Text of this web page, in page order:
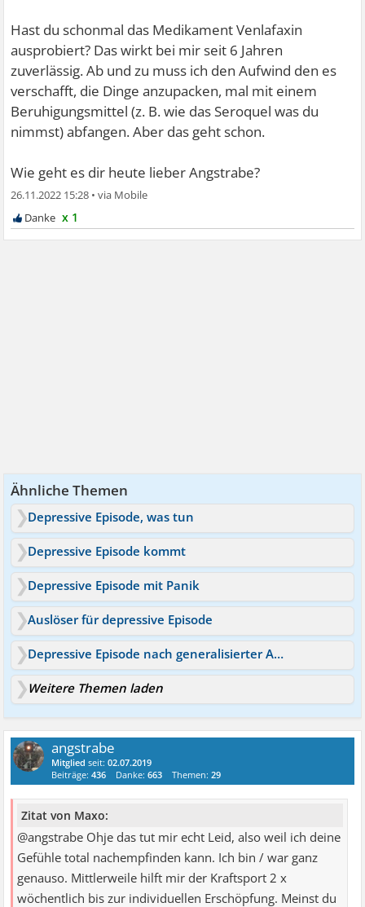
Hast du schonmal das Medikament Venlafaxin
ausprobiert? Das wirkt bei mir seit 6 Jahren
zuverlässig. Ab und zu muss ich den Aufwind den es
verschafft, die Dinge anzupacken, mal mit einem
Beruhigungsmittel (z. B. wie das Seroquel was du
nimmst) abfangen. Aber das geht schon.
Wie geht es dir heute lieber Angstrabe?
26.11.2022 15:28 •
x 1
Ähnliche Themen
Depressive Episode, was tun
Depressive Episode kommt
Depressive Episode mit Panik
Auslöser für depressive Episode
Depressive Episode nach generalisierter Angststörung
Weitere Themen laden
angstrabe
Mitglied seit:02.07.2019
Beiträge:436 Danke:663 Themen:29
Zitat von Maxo:
@angstrabe Ohje das tut mir echt Leid, also weil ich deine
Gefühle total nachempfinden kann. Ich bin / war ganz
genauso. Mittlerweile hilft mir der Kraftsport 2 x
wöchentlich bis zur individuellen Erschöpfung. Meinst du